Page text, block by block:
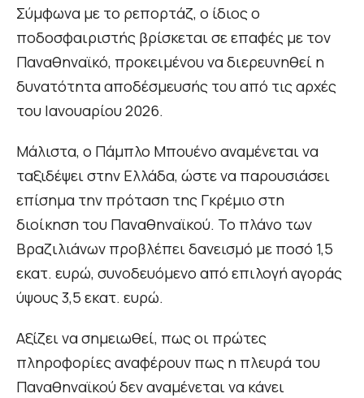
Σύμφωνα με το ρεπορτάζ, ο ίδιος ο
ποδοσφαιριστής βρίσκεται σε επαφές με τον
Παναθηναϊκό, προκειμένου να διερευνηθεί η
δυνατότητα αποδέσμευσής του από τις αρχές
του Ιανουαρίου 2026.
Μάλιστα, ο Πάμπλο Μπουένο αναμένεται να
ταξιδέψει στην Ελλάδα, ώστε να παρουσιάσει
επίσημα την πρόταση της Γκρέμιο στη
διοίκηση του Παναθηναϊκού. Το πλάνο των
Βραζιλιάνων προβλέπει δανεισμό με ποσό 1,5
εκατ. ευρώ, συνοδευόμενο από επιλογή αγοράς
ύψους 3,5 εκατ. ευρώ.
Αξίζει να σημειωθεί, πως οι πρώτες
πληροφορίες αναφέρουν πως η πλευρά του
Παναθηναϊκού δεν αναμένεται να κάνει